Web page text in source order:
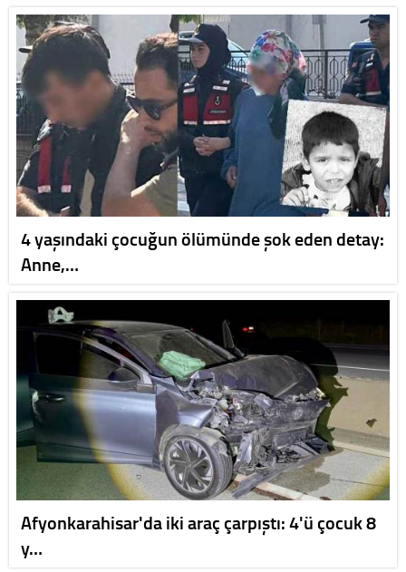
4 yaşındaki çocuğun ölümünde şok eden detay:
Anne,…
Afyonkarahisar'da iki araç çarpıştı: 4'ü çocuk 8
y…